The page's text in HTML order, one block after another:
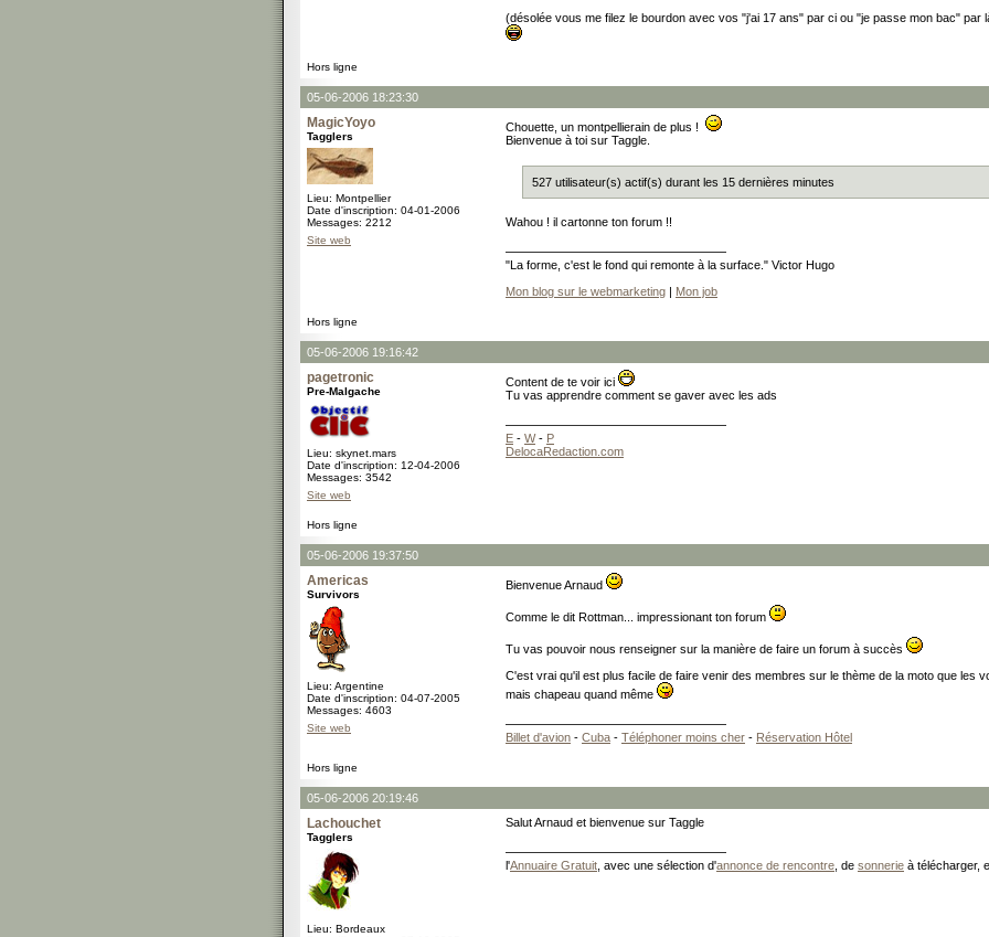
(désolée vous me filez le bourdon avec vos "j'ai 17 ans" par ci ou "je passe mon bac" par
Hors ligne
05-06-2006 18:23:30
MagicYoyo
Tagglers
Lieu: Montpellier
Date d'inscription: 04-01-2006
Messages: 2212
Site web
Chouette, un montpellierain de plus !
Bienvenue à toi sur Taggle.
527 utilisateur(s) actif(s) durant les 15 dernières minutes
Wahou ! il cartonne ton forum !!
"La forme, c'est le fond qui remonte à la surface." Victor Hugo
Mon blog sur le webmarketing | Mon job
Hors ligne
05-06-2006 19:16:42
pagetronic
Pre-Malgache
Lieu: skynet.mars
Date d'inscription: 12-04-2006
Messages: 3542
Site web
Content de te voir ici
Tu vas apprendre comment se gaver avec les ads
E - W- P
DelocaRedaction.com
Hors ligne
05-06-2006 19:37:50
Americas
Survivors
Lieu: Argentine
Date d'inscription: 04-07-2005
Messages: 4603
Site web
Bienvenue Arnaud
Comme le dit Rottman... impressionant ton forum
Tu vas pouvoir nous renseigner sur la manière de faire un forum à succès
C'est vrai qu'il est plus facile de faire venir des membres sur le thème de la moto que les
mais chapeau quand même
Billet d'avion - Cuba - Téléphoner moins cher - Réservation Hôtel
Hors ligne
05-06-2006 20:19:46
Lachouchet
Tagglers
Lieu: Bordeaux
Salut Arnaud et bienvenue sur Taggle
l'Annuaire Gratuit , avec une sélection d'annonce de rencontre , de sonnerie à télécharger,